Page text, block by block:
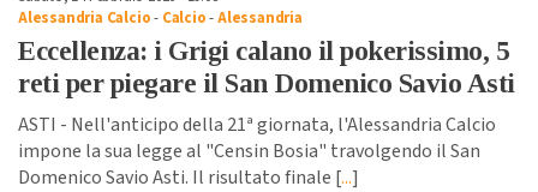
Alessandria Calcio- Calcio-Alessandria
Eccellenza: i Grigi calano il pokerissimo, 5
reti per piegare il San Domenico Savio Asti
ASTI - Nell'anticipo della 21ª giornata, l'Alessandria Calcio
impone la sua legge al "Censin Bosia" travolgendo il San
Domenico Savio Asti. Il risultato finale [...]